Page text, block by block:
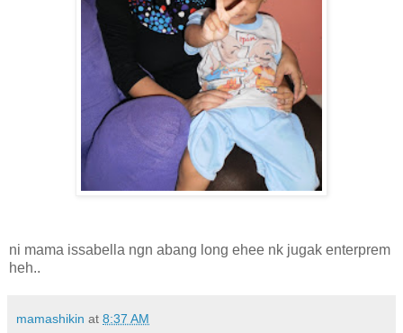
ni mama issabella ngn abang long ehee nk jugak enterprem
heh..
mamashikin at 8:37 AM